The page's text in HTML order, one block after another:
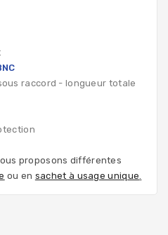
raccord - longueur totale
proposons différentes
ou en sachet à usage unique.